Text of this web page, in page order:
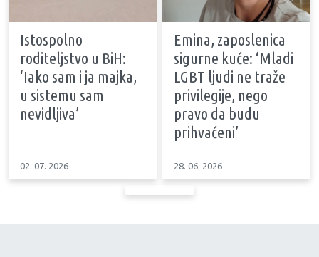
Istospolno
roditeljstvo u BiH:
‘Iako sam i ja majka,
u sistemu sam
nevidljiva’
02. 07. 2026
Emina, zaposlenica
sigurne kuće: ‘Mladi
LGBT ljudi ne traže
privilegije, nego
pravo da budu
prihvaćeni’
28. 06. 2026